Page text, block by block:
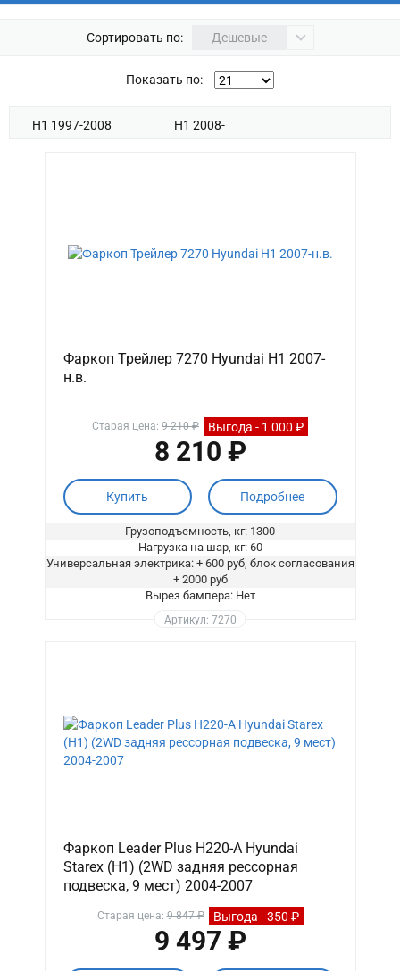
Сортировать по: Дешевые
Показать по:
H1 1997-2008 H1 2008-
Фаркоп Трейлер 7270 Hyundai H1 2007-
н.в.
Старая цена: 9 210 ₽ Выгода - 1 000 ₽
8 210 ₽
Купить Подробнее
Грузоподъемность, кг: 1300
Нагрузка на шар, кг: 60
Универсальная электрика: + 600 руб, блок согласования
+ 2000 руб
Вырез бампера: Нет
Артикул: 7270
Фаркоп Leader Plus H220-A Hyundai
Starex (H1) (2WD задняя рессорная
подвеска, 9 мест) 2004-2007
Старая цена:9 847 ₽ Выгода - 350 ₽
9 497 ₽